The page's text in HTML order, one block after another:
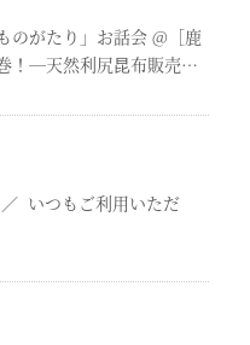
のがたり」お話会 @［鹿
！―天然利尻昆布販売…
／ いつもご利用いただ